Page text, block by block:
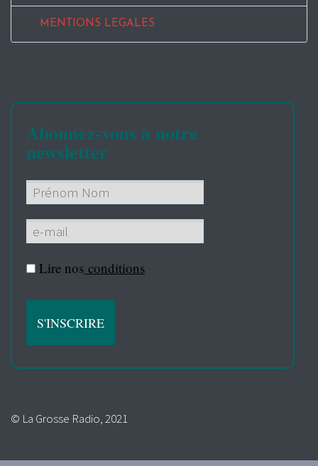
MENTIONS LEGALES
Abonnez-vous à notre
newsletter
Lire nos conditions
© La Grosse Radio, 2021